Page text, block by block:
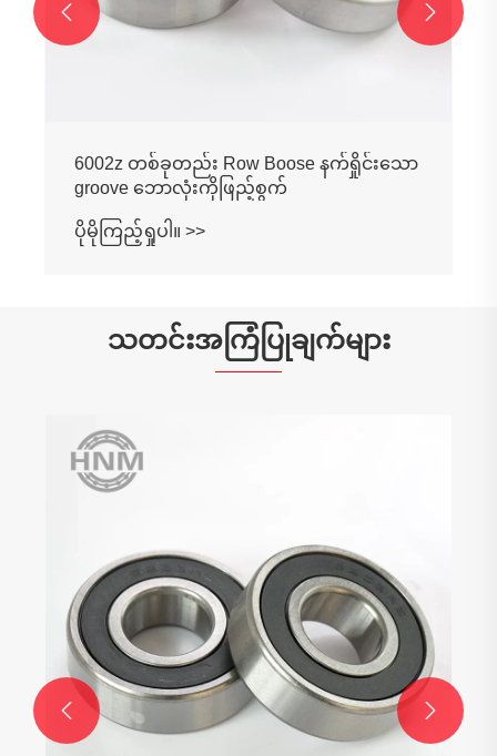
 
သတင်းအကြံပြုချက်များ
စွမ်းဆောင်ရည်မြင့် စက်ယန္တရားများအတွက်
ပိုမိုကြည့်ရှုပါ။ >>
 